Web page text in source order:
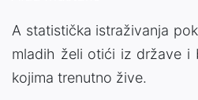
A statistička istraživanja
mladih želi otići iz države i
kojima trenutno žive.